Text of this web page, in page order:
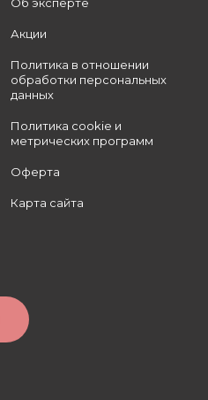
Акции
Политика в отношении
обработки персональных
данных
Политика cookie и
метрических программ
Оферта
Карта сайта